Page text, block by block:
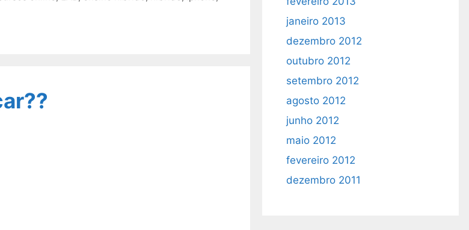
janeiro 2013
dezembro 2012
outubro 2012
setembro 2012
agosto 2012
junho 2012
maio 2012
fevereiro 2012
dezembro 2011